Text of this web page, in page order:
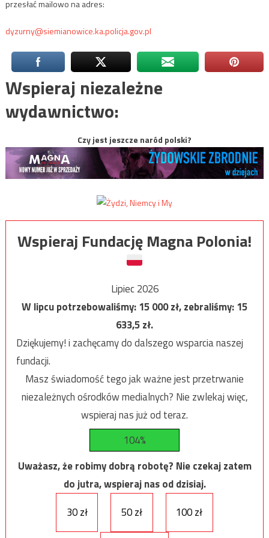
przesłać mailowo na adres:
dyzurny@siemianowice.ka.policja.gov.pl
Wspieraj niezależne
wydawnictwo:
Czy jest jeszcze naród polski?
Wspieraj Fundację Magna Polonia!
Lipiec 2026
W lipcu potrzebowaliśmy:15 000zł, zebraliśmy:15
633,5zł.
Dziękujemy! i zachęcamy do dalszego wsparcia naszej
fundacji.
Masz świadomość tego jak ważne jest przetrwanie
niezależnych ośrodków medialnych? Nie zwlekaj więc,
wspieraj nas już od teraz.
104%
Uważasz, że robimy dobrą robotę? Nie czekaj zatem
do jutra, wspieraj nas od dzisiaj.
30 zł
50 zł 100 zł